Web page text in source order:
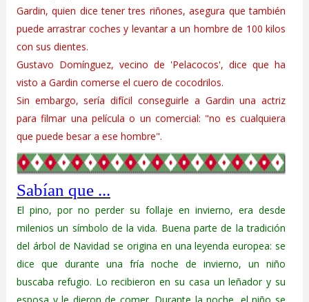
Gardin, quien dice tener tres riñones, asegura que también
puede arrastrar coches y levantar a un hombre de 100 kilos
con sus dientes.
Gustavo Domínguez, vecino de 'Pelacocos', dice que ha
visto a Gardin comerse el cuero de cocodrilos.
Sin embargo, sería difícil conseguirle a Gardin una actriz
para filmar una película o un comercial: "no es cualquiera
que puede besar a ese hombre".
Sabían que ...
El pino, por no perder su follaje en invierno, era desde
milenios un símbolo de la vida. Buena parte de la tradición
del árbol de Navidad se origina en una leyenda europea: se
dice que durante una fría noche de invierno, un niño
buscaba refugio. Lo recibieron en su casa un leñador y su
esposa y le dieron de comer. Durante la noche, el niño se